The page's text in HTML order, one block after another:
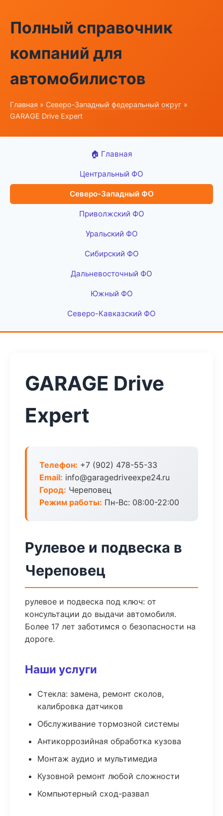
Полный справочник
компаний для
автомобилистов
Главная » Северо-Западный федеральный округ »
GARAGE Drive Expert
🏠 Главная
Центральный ФО
Северо-Западный ФО
Приволжский ФО
Уральский ФО
Сибирский ФО
Дальневосточный ФО
Южный ФО
Северо-Кавказский ФО
GARAGE Drive
Expert
Телефон: +7 (902) 478-55-33
Email: info@garagedriveexpe24.ru
Город: Череповец
Режим работы: Пн-Вс: 08:00-22:00
Рулевое и подвеска в
Череповец
рулевое и подвеска под ключ: от
консультации до выдачи автомобиля.
Более 17 лет заботимся о безопасности на
дороге.
Наши услуги
Стекла: замена, ремонт сколов,
калибровка датчиков
Обслуживание тормозной системы
Антикоррозийная обработка кузова
Монтаж аудио и мультимедиа
Кузовной ремонт любой сложности
Компьютерный сход-развал